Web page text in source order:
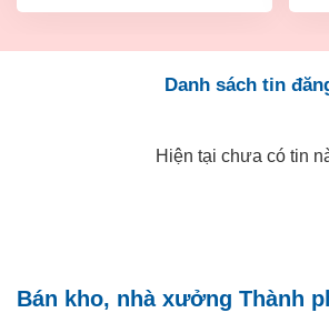
Danh sách tin
Hiện tại chưa có tin
Bán kho, nhà xưởng Thành